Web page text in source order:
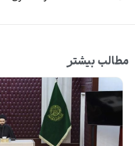
مطالب بیشتر